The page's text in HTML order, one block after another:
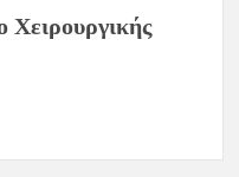
Χειρουργικής